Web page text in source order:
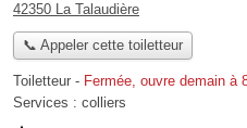
42350 La Talaudière
📞 Appeler cette toiletteur
Toiletteur - Fermée, ouvre demain à
Services : colliers